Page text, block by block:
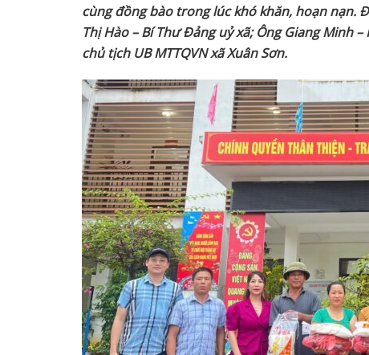
cùng đồng bào trong lúc khó khăn, hoạn nạn.
Thị Hào – Bí Thư Đảng uỷ xã; Ông Giang Minh
chủ tịch UB MTTQVN xã Xuân Sơn.